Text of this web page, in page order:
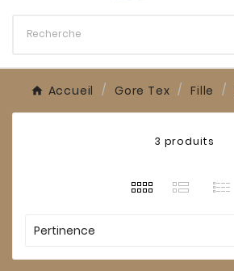
Accueil Gore Tex Fille
3 produits
Pertinence